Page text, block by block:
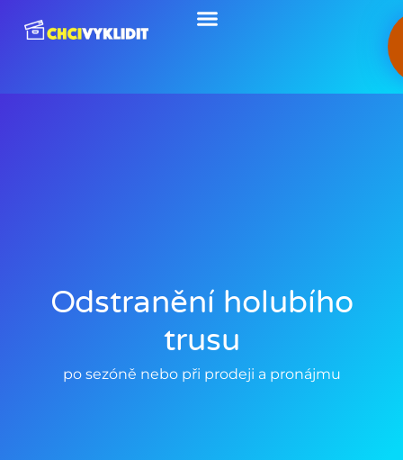
Odstranění holubího
trusu
po sezóně nebo při prodeji a pronájmu